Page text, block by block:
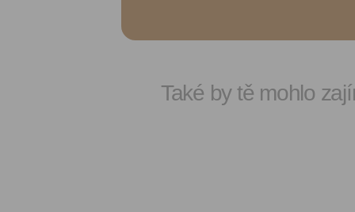
Také by tě mohlo